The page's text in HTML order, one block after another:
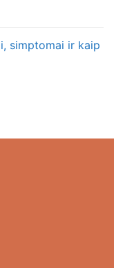
simptomai ir kaip